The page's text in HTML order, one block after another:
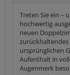
Treten Sie ein –
hochwertig
neuen
ursprünglichen
Aufenthalt in
Augenmerk